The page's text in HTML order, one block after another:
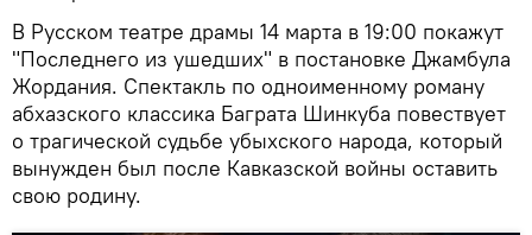
В Русском театре драмы 14 марта в 19:00 покажут
"Последнего из ушедших" в постановке Джамбула
Жордания. Спектакль по одноименному роману
абхазского классика Баграта Шинкуба повествует
о трагической судьбе убыхского народа, который
вынужден был после Кавказской войны оставить
свою родину.